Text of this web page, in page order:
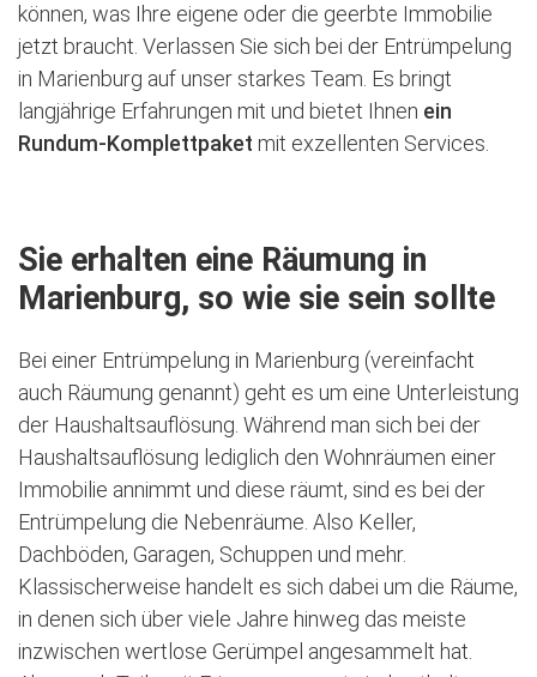
können, was Ihre eigene oder die geerbte Immobilie
jetzt braucht. Verlassen Sie sich bei der Entrümpelung
in Marienburg auf unser starkes Team. Es bringt
langjährige Erfahrungen mit und bietet Ihnen ein
Rundum-Komplettpaket mit exzellenten Services.
Sie erhalten eine Räumung in
Marienburg, so wie sie sein sollte
Bei einer Entrümpelung in Marienburg (vereinfacht
auch Räumung genannt) geht es um eine Unterleistung
der Haushaltsauflösung. Während man sich bei der
Haushaltsauflösung lediglich den Wohnräumen einer
Immobilie annimmt und diese räumt, sind es bei der
Entrümpelung die Nebenräume. Also Keller,
Dachböden, Garagen, Schuppen und mehr.
Klassischerweise handelt es sich dabei um die Räume,
in denen sich über viele Jahre hinweg das meiste
inzwischen wertlose Gerümpel angesammelt hat.